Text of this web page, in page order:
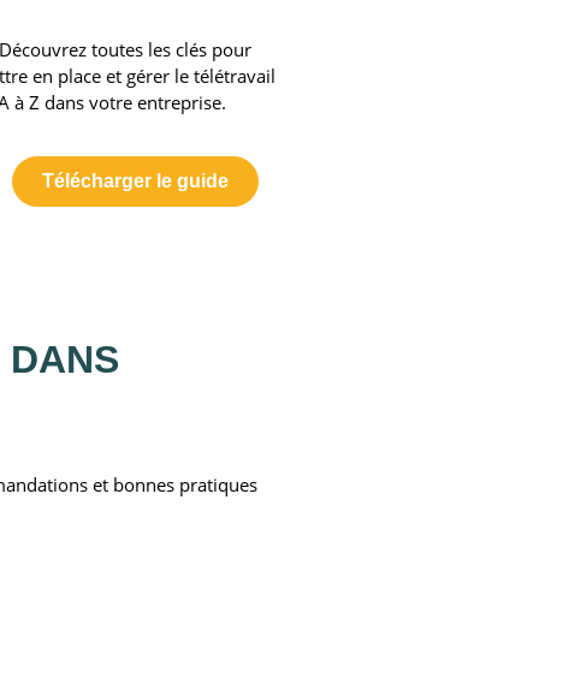
toutes les clés pour
en place et gérer le télétravail
à Z dans votre entreprise.
Télécharger le guide
DANS
et bonnes pratiques